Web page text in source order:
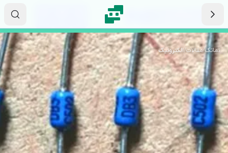
نماتک/مقالات/الکترونیک